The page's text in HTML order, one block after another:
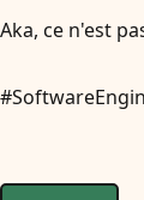
Aka, ce n'est